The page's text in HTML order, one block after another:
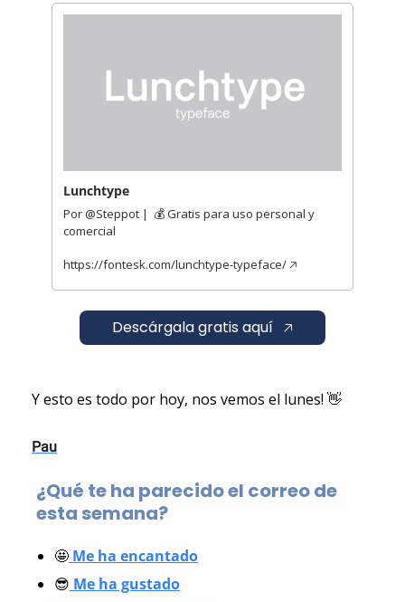
Lunchtype
Por @Steppot |  💰 Gratis para uso personal y
comercial
https://fontesk.com/lunchtype-typeface/ 🡥
    Descárgala gratis aquí   🡥
Y esto es todo por hoy, nos vemos el lunes! 👋
Pau
¿Qué te ha parecido el correo de
esta semana?
🤩 Me ha encantado
😎 Me ha gustado